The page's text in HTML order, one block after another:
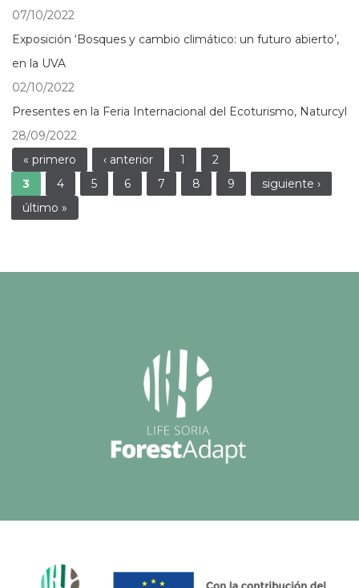
07/10/2022
Exposición ‘Bosques y cambio climático: un futuro abierto’,
en la UVA
02/10/2022
Presentes en la Feria Internacional del Ecoturismo, Naturcyl
28/09/2022
Páginas
« primero ‹ anterior 1
2
3
4 5 6 7 8 9
siguiente ›
último »